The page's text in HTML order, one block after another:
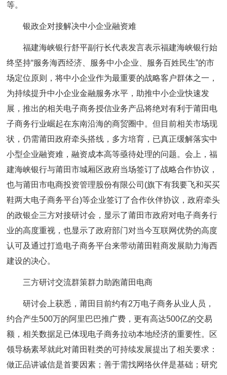
等。
银政企对接解决中小企业融资难
福建海峡银行舒平副行长代表发言表示福建海峡银行始
终坚持“服务海西经济、服务中小企业、服务百姓民生”的市
场定位原则，将中小企业作为最重要的战略客户群体之一，
为持续提升中小企业金融服务水平，助推中小企业快速发
展，推出的相关电子商务授信业务产品将绝对有利于莆田电
子商务行业崛起在东南沿海的商贸圈中。但目前相关市场现
状，仍需莆田政府牵头搭线，多方培育，已真正缓解落实中
小型企业融资难，融资成本高等亟待处理的问题。会上，福
建海峡银行与莆田市城厢区政府当场签订了战略合作协议，
也与莆田市电商投资管理股份有限公司(旗下有我要飞和买买
鞋两大电子商务平台)等企业签订了合作伙伴协议，政府牵头
的政银企三方对接研讨会，显示了莆田市政府对电子商务行
业的高度重视，也显示了政府部门对当今互联网优势的高度
认可及通过打造电子商务平台来带动莆田鞋商发展助力海西
建设的决心。
三方研讨交流群策群力助跑莆田电商
研讨会上获悉，莆田目前约有2万电子商务从业人员，
约合产生500万的阿里巴巴推广费，更有高达500亿的交易
额，相关数据足已体现电子商务拉动本地经济的重要性。区
领导杨素琴就此对莆田鞋类的可持续发展提出了相关要求：
做正品讲诚信是首要因素；善于需找网络伙伴是基础；研究